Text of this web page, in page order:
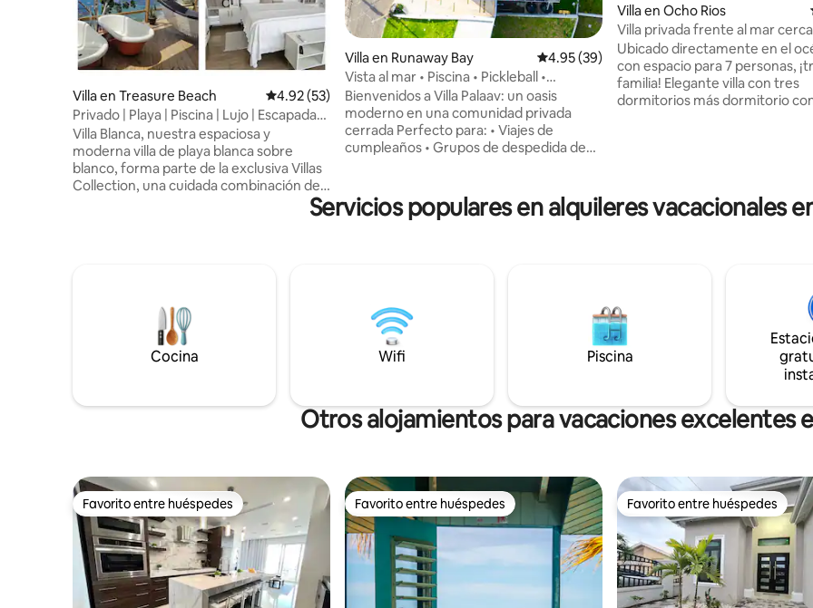
Villa en Treasure Beach Calificación promedio: 4.92 de 5, 53 reseñas
4.92 (53)
Privado | Playa | Piscina | Lujo | Escapada
culinaria
Villa Blanca, nuestra espaciosa y
moderna villa de playa blanca sobre
blanco, forma parte de la exclusiva Villas
Collection, una cuidada combinación de
servicio de hotel boutique y lujo privado
para andar descalzo junto a una apartada
de total privacidad en tu villa, piscina
profunda y espacios al aire libre con
servicios de chef privado y anfitriona de
la villa. Se prefieren huéspedes mayores
Villa en Runaway Bay Calificación promedio: 4.95 de 5, 39 reseñas
4.95 (39)
Vista al mar • Piscina • Pickleball •
Cercado | Para 12
Bienvenidos a Villa Palaav: un oasis
moderno en una comunidad privada
cerrada Perfecto para: • Viajes de
cumpleaños • Grupos de despedida de
celebración desde US$ 350 Esta villa de
6 dormitorios con vista al mar cuenta con
refrigeración inteligente. Las
comodidades incluyen: • Piscina privada.
• Cancha de pickleball • Sala de billar. •
Villa en Ocho Rios
Villa privada frente al mar
Ubicado directamente en el
con espacio para 7 personas,
familia! Elegante villa con tres
dormitorios más dormitorio
el infinito. Incluye: wifi Starlink, una
SmartTV de 65" y aire
relajantes hoy mismo!
Servicios populares en alquileres vacacionales
Cocina Wifi Piscina
Otros alojamientos para vacaciones excelentes
Favorito entre huéspedes
Favorito entre huéspedes Favorito entre huéspedes
Favorito entre huéspedes Favorito entre huéspedes
Favorito entre huéspedes